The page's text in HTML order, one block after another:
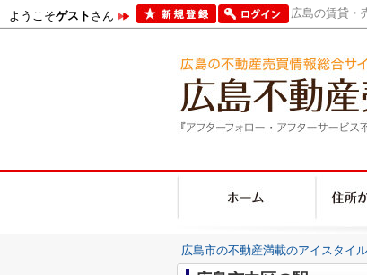
ようこそゲストさん 広島の賃貸・
広島市の不動産満載のアイスタイ